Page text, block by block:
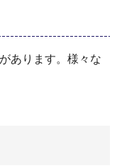
あります。様々な